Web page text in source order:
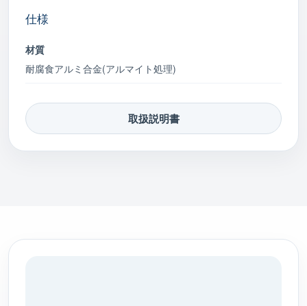
仕様
材質
耐腐食アルミ合金(アルマイト処理)
取扱説明書